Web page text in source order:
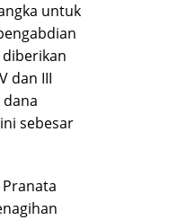
untuk
dan III
sebesar